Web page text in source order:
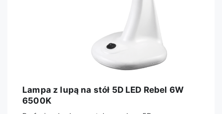
Lampa z lupą na stół 5D LED Rebel 6W
6500K